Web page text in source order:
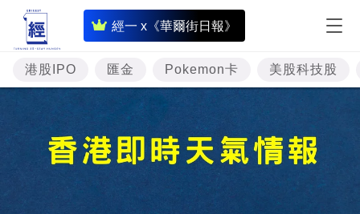
經一 x《華爾街日報》
即
時
財
經
題
投
港股IPO 匯金 Pokemon卡 美股科技股